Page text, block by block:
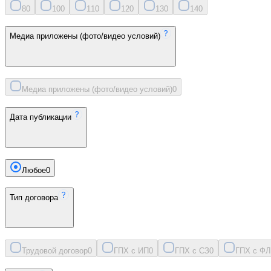
80 100 11 0 120 130 140
Медиа приложены (фото/видео условий)
Медиа приложены (фото/видео условий)0
Дата публикации
Любое0
Тип договора
Трудовой договор0 ГПХ с ИП0 ГПХ с СЗ0 ГПХ с ФЛ